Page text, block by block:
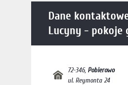
Dane
Lucyny - pokoje
72-346, Pobierowo
ul. Reymonta 24